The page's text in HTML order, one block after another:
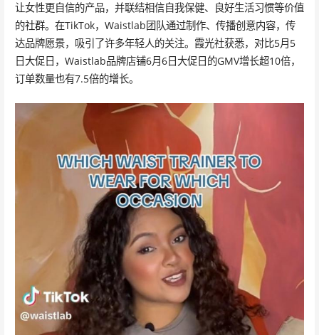
让女性更自信的产品，并联结相信自我保健、良好生活习惯等价值
的社群。在TikTok，Waistlab团队通过制作、传播创意内容，传
达品牌愿景，吸引了许多年轻人的关注。霞光社获悉，对比5月5
日大促日，Waistlab品牌店铺6月6日大促日的GMV增长超10倍，
订单数量也有7.5倍的增长。